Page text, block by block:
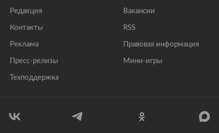
Редакция
Контакты
Реклама
Пресс-релизы
Техподдержка
Вакансии
RSS
Правовая информация
Мини-игры